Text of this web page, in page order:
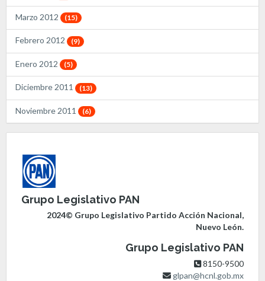
Marzo 2012 (15)
Febrero 2012 (9)
Enero 2012 (5)
Diciembre 2011 (13)
Noviembre 2011 (6)
Grupo Legislativo PAN
2024© Grupo Legislativo Partido Acción Nacional,
Nuevo León.
Grupo Legislativo PAN
8150-9500
glpan@hcnl.gob.mx